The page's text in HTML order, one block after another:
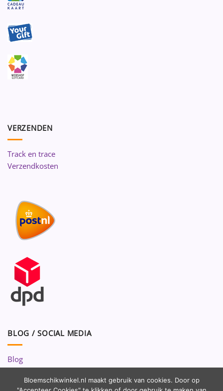
VERZENDEN
Track en trace
Verzendkosten
BLOG / SOCIAL MEDIA
Blog
Volg ons op:
Bloemschikwinkel.nl maakt gebruik van cookies. Door op